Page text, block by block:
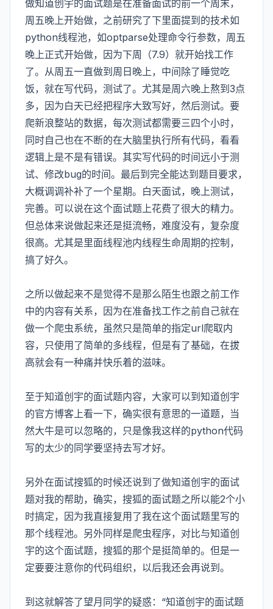
做知道创宇的面试题是在准备面试的前一个周末，
周五晚上开始做，之前研究了下里面提到的技术如
python线程池，如optparse处理命令行参数，周五
晚上正式开始做，因为下周（7.9）就开始找工作
了。从周五一直做到周日晚上，中间除了睡觉吃
饭，就在写代码，测试了。尤其是周六晚上熬到3点
多，因为白天已经把程序大致写好，然后测试。要
爬新浪整站的数据，每次测试都需要三四个小时，
同时自己也在不断的在大脑里执行所有代码，看看
逻辑上是不是有错误。其实写代码的时间远小于测
试、修改bug的时间。最后到完全能达到题目要求，
大概调调补补了一个星期。白天面试，晚上测试，
完善。可以说在这个面试题上花费了很大的精力。
但总体来说做起来还是挺流畅，难度没有，复杂度
很高。尤其是里面线程池内线程生命周期的控制，
搞了好久。
之所以做起来不是觉得不是那么陌生也跟之前工作
中的内容有关系，因为在准备找工作之前自己就在
做一个爬虫系统，虽然只是简单的指定url爬取内
容，只使用了简单的多线程，但是有了基础，在拔
高就会有一种痛并快乐着的滋味。
至于知道创宇的面试题内容，大家可以到知道创宇
的官方博客上看一下，确实很有意思的一道题，当
然大牛是可以忽略的，只是像我这样的python代码
写的太少的同学要坚持去写才好。
另外在面试搜狐的时候还说到了做知道创宇的面试
题对我的帮助，确实，搜狐的面试题之所以能2个小
时搞定，因为我直接复用了我在这个面试题里写的
那个线程池。另外同样是爬虫程序，对比与知道创
宇的这个面试题，搜狐的那个是挺简单的。但是一
定要要注意你的代码组织，以后我还会再说到。
到这就解答了望月同学的疑惑：“知道创宇的面试题